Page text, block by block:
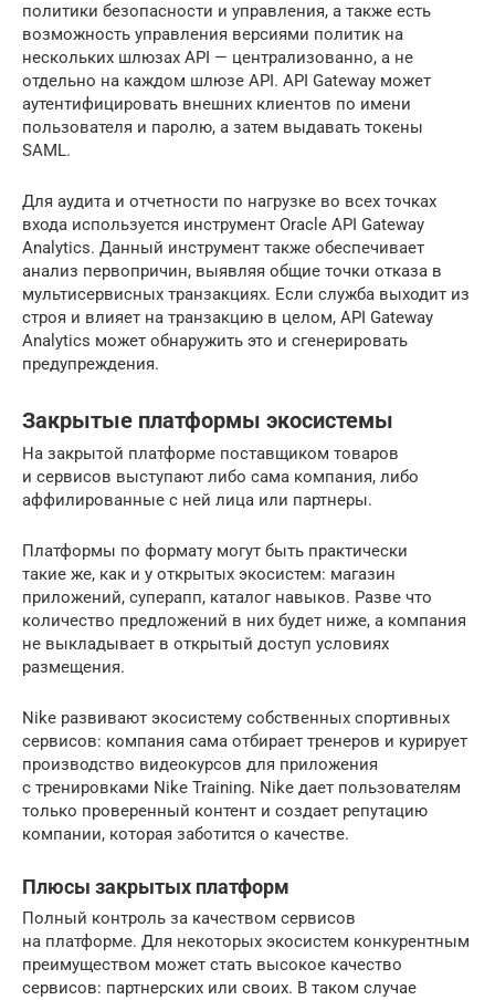
политики безопасности и управления, а также есть
возможность управления версиями политик на
нескольких шлюзах API — централизованно, а не
отдельно на каждом шлюзе API. API Gateway может
аутентифицировать внешних клиентов по имени
пользователя и паролю, а затем выдавать токены
SAML.
Для аудита и отчетности по нагрузке во всех точках
входа используется инструмент Oracle API Gateway
Analytics. Данный инструмент также обеспечивает
анализ первопричин, выявляя общие точки отказа в
мультисервисных транзакциях. Если служба выходит из
строя и влияет на транзакцию в целом, API Gateway
Analytics может обнаружить это и сгенерировать
предупреждения.
Закрытые платформы экосистемы
На закрытой платформе поставщиком товаров
и сервисов выступают либо сама компания, либо
аффилированные с ней лица или партнеры.
Платформы по формату могут быть практически
такие же, как и у открытых экосистем: магазин
приложений, суперапп, каталог навыков. Разве что
количество предложений в них будет ниже, а компания
не выкладывает в открытый доступ условиях
размещения.
Nike развивают экосистему собственных спортивных
сервисов: компания сама отбирает тренеров и курирует
производство видеокурсов для приложения
с тренировками Nike Training. Nike дает пользователям
только проверенный контент и создает репутацию
компании, которая заботится о качестве.
Плюсы закрытых платформ
Полный контроль за качеством сервисов
на платформе. Для некоторых экосистем конкурентным
преимуществом может стать высокое качество
сервисов: партнерских или своих. В таком случае